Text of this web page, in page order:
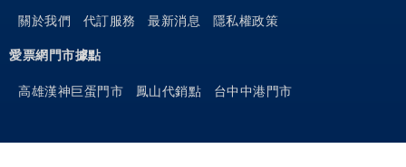
關於我們 代訂服務 最新消息 隱私權政策
愛票網門市據點
高雄漢神巨蛋門市 鳳山代銷點 台中中港門市